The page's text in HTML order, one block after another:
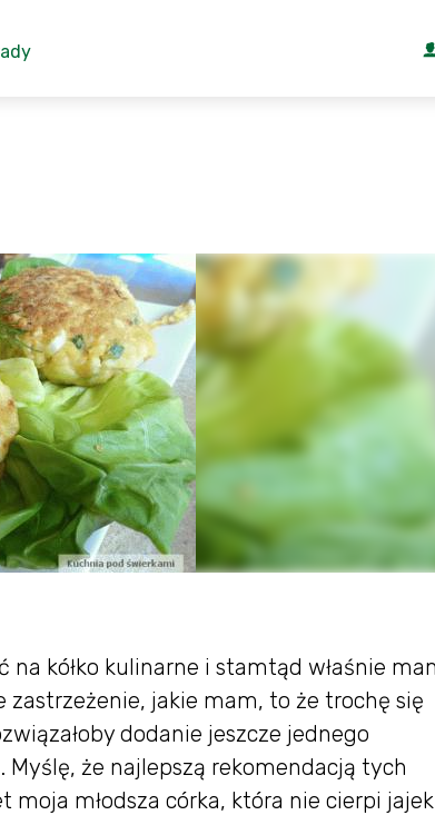
kółko kulinarne i stamtąd właśnie
jakie mam, to że trochę się
dodanie jeszcze jednego
że najlepszą rekomendacją tych
młodsza córka, która nie cierpi jajek